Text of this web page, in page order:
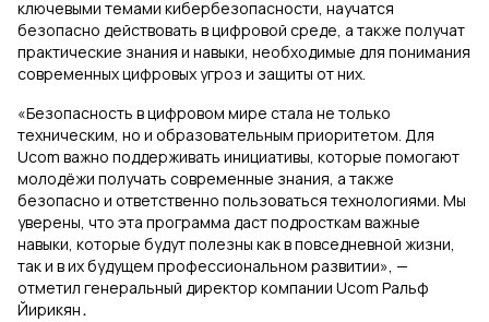
ключевыми темами кибербезопасности, научатся
безопасно действовать в цифровой среде, а также получат
практические знания и навыки, необходимые для понимания
современных цифровых угроз и защиты от них.
«Безопасность в цифровом мире стала не только
техническим, но и образовательным приоритетом. Для
Ucom важно поддерживать инициативы, которые помогают
молодёжи получать современные знания, а также
безопасно и ответственно пользоваться технологиями. Мы
уверены, что эта программа даст подросткам важные
навыки, которые будут полезны как в повседневной жизни,
так и в их будущем профессиональном развитии», —
отметил генеральный директор компании Ucom Ральф
Йирикян․